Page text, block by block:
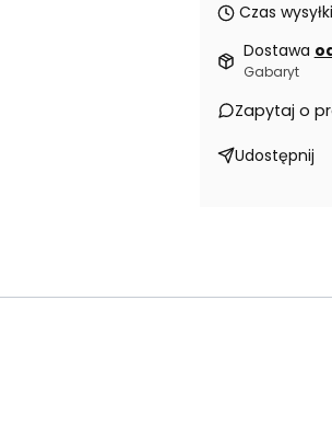
Czas
Dostawa
Gabaryt
Zapytaj o
Udostępnij